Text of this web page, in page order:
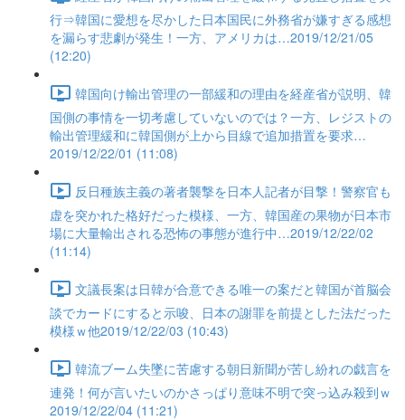
行⇒韓国に愛想を尽かした日本国民に外務省が嫌すぎる感想
を漏らす悲劇が発生！一方、アメリカは…2019/12/21/05
(12:20)
韓国向け輸出管理の一部緩和の理由を経産省が説明、韓
国側の事情を一切考慮していないのでは？一方、レジストの
輸出管理緩和に韓国側が上から目線で追加措置を要求…
2019/12/22/01 (11:08)
反日種族主義の著者襲撃を日本人記者が目撃！警察官も
虚を突かれた格好だった模様、一方、韓国産の果物が日本市
場に大量輸出される恐怖の事態が進行中…2019/12/22/02
(11:14)
文議長案は日韓が合意できる唯一の案だと韓国が首脳会
談でカードにすると示唆、日本の謝罪を前提とした法だった
模様ｗ他2019/12/22/03 (10:43)
韓流ブーム失墜に苦慮する朝日新聞が苦し紛れの戯言を
連発！何が言いたいのかさっぱり意味不明で突っ込み殺到ｗ
2019/12/22/04 (11:21)